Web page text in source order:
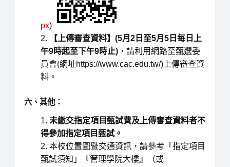
px)
【上傳審查資料】 (5月 2日至5月 5日每日上
午9時起至下午9時止)，請利用網路至甄選委
員會(網址https://www.cac.edu.tw/)上傳審查資
料。
六、其他：
未繳交指定項目甄試費及上傳審查資料者不
得參加指定項目甄試。
本校位置圖暨交通資訊，請參考「指定項目
甄試須知」『管理學院大樓』（或